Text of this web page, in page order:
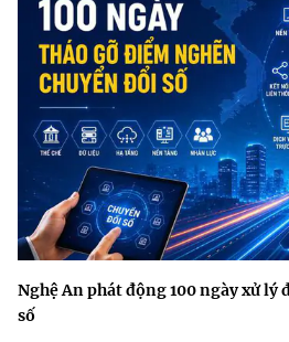
Nghệ An phát động 100 ngày xử lý
số